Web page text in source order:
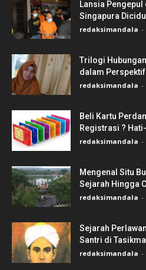
Lansia
Singapura
redaksimandala -
Trilogi
dalam
redaksimandala -
Beli Kartu
Registrasi ?
redaksimandala -
Mengenal Situ
Sejarah Hingga
redaksimandala -
Sejarah
Santri di
redaksimandala -